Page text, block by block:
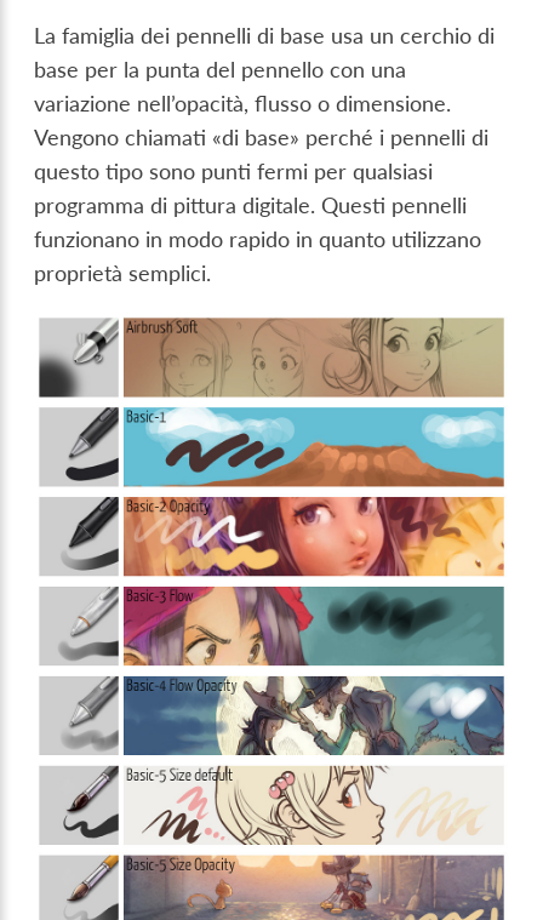
La famiglia dei pennelli di base usa un cerchio di
base per la punta del pennello con una
variazione nell’opacità, flusso o dimensione.
Vengono chiamati «di base» perché i pennelli di
questo tipo sono punti fermi per qualsiasi
programma di pittura digitale. Questi pennelli
funzionano in modo rapido in quanto utilizzano
proprietà semplici.